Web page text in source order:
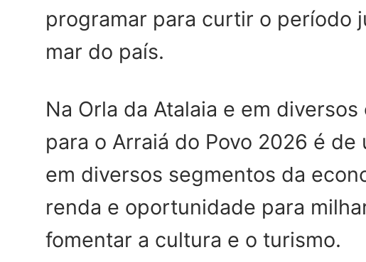
programar para curtir o período
mar do país.
Na Orla da Atalaia e em
para o Arraiá do Povo 2026 é
em diversos segmentos da
renda e oportunidade para
fomentar a cultura e o turismo.